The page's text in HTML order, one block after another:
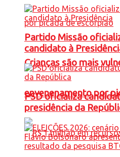
Crianças são mais
envenenamento por
Partido Missão
candidato à
PSD oficializa
presidência da